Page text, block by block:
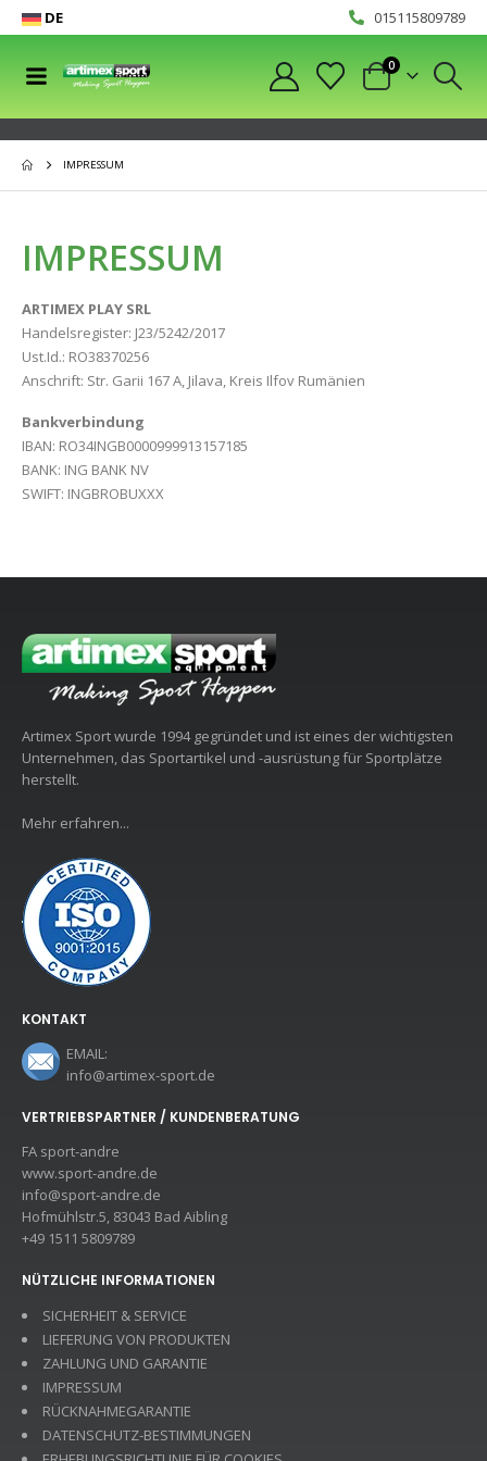
DE 015115809789
0
IMPRESSUM
IMPRESSUM
ARTIMEX PLAY SRL
Handelsregister: J23/5242/2017
Ust.Id.: RO38370256
Anschrift: Str. Garii 167 A, Jilava, Kreis Ilfov Rumänien
Bankverbindung
IBAN: RO34INGB0000999913157185
BANK: ING BANK NV
SWIFT: INGBROBUXXX
Artimex Sport wurde 1994 gegründet und ist eines der wichtigsten
Unternehmen, das Sportartikel und -ausrüstung für Sportplätze
herstellt.
Mehr erfahren...
KONTAKT
EMAIL:
info@artimex-sport.de
VERTRIEBSPARTNER / KUNDENBERATUNG
FA sport-andre
www.sport-andre.de
info@sport-andre.de
Hofmühlstr.5, 83043 Bad Aibling
+49 1511 5809789
NÜTZLICHE INFORMATIONEN
SICHERHEIT & SERVICE
LIEFERUNG VON PRODUKTEN
ZAHLUNG UND GARANTIE
IMPRESSUM
RÜCKNAHMEGARANTIE
DATENSCHUTZ-BESTIMMUNGEN